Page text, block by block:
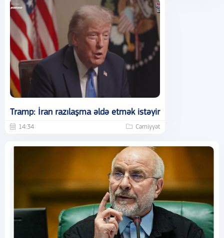
Tramp: İran razılaşma əldə etmək istəyir
14:34 Cəmiyyət